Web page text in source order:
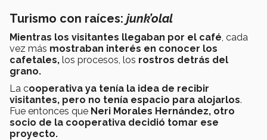
Turismo con raíces: junk’olal
Mientras los visitantes llegaban por el café , cada
vez más mostraban interés en conocer los
cafetales, los procesos, los rostros detrás del
grano.
La cooperativa ya tenía la idea de recibir
visitantes, pero no tenía espacio para alojarlos.
Fue entonces que Neri Morales Hernández, otro
socio de la cooperativa decidió tomar ese
proyecto.